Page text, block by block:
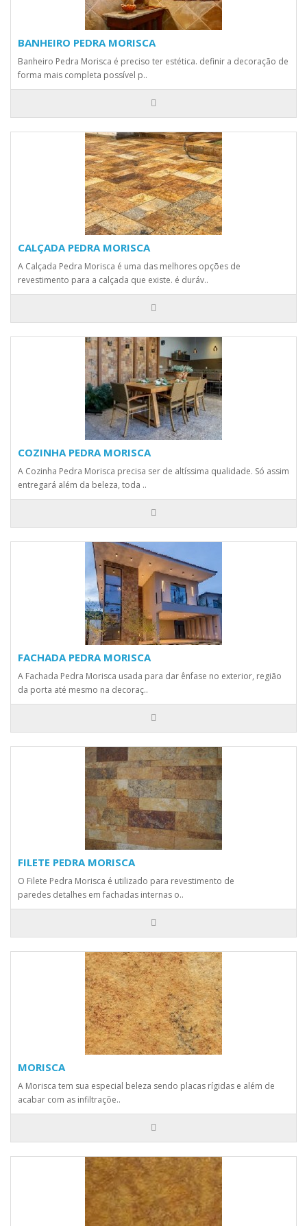
BANHEIRO PEDRA MORISCA
Banheiro Pedra Morisca é preciso ter estética. definir a decoração de
forma mais completa possível p..
CALÇADA PEDRA MORISCA
A Calçada Pedra Morisca é uma das melhores opções de
revestimento para a calçada que existe. é duráv..
COZINHA PEDRA MORISCA
A Cozinha Pedra Morisca precisa ser de altíssima qualidade. Só assim
entregará além da beleza, toda ..
FACHADA PEDRA MORISCA
A Fachada Pedra Morisca usada para dar ênfase no exterior, região
da porta até mesmo na decoraç..
FILETE PEDRA MORISCA
O Filete Pedra Morisca é utilizado para revestimento de
paredes detalhes em fachadas internas o..
MORISCA
A Morisca tem sua especial beleza sendo placas rígidas e além de
acabar com as infiltraçõe..